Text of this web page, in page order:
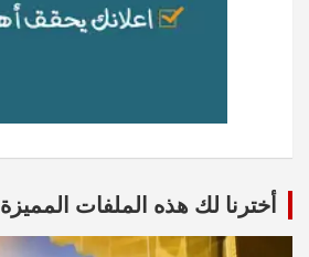
أخترنا لك هذه الملفات المميزة